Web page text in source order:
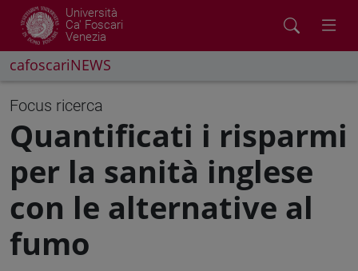
Università
Ca' Foscari
Venezia
cafoscariNEWS
Focus ricerca
Quantificati i risparmi
per la sanità inglese
con le alternative al
fumo